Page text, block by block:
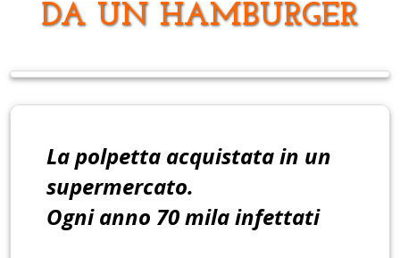
DA UN HAMBURGER
La polpetta acquistata in un
supermercato.
Ogni anno 70 mila infettati